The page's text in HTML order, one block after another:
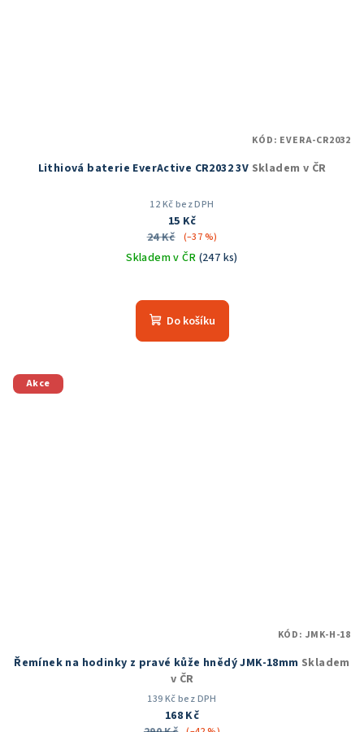
Lithiová baterie EverActive CR2032 3V Skladem v ČR
12 Kč bez DPH
15 Kč
24 Kč
(–37 %)
Skladem v ČR (247 ks)
Do košíku
KÓD: EVERA-CR2032
Akce
Řemínek na hodinky z pravé kůže hnědý JMK-18mm Skladem
v ČR
139 Kč bez DPH
168 Kč
KÓD: JMK-H-18